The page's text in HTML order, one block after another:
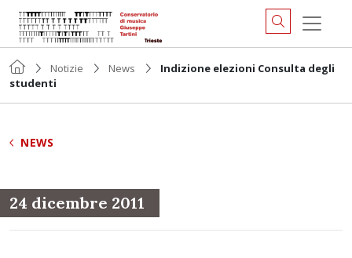
Notizie News
Indizione elezioni Consulta degli
studenti
NEWS
24 dicembre 2011